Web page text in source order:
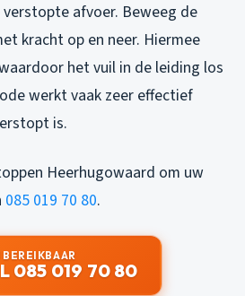
afvoer. Beweeg de
kracht op en neer. Hiermee
het vuil in de leiding los
werkt vaak zeer effectief
is.
Heerhugowaard om uw
085 019 70 80.
BEREIKBAAR
085 019 70 80